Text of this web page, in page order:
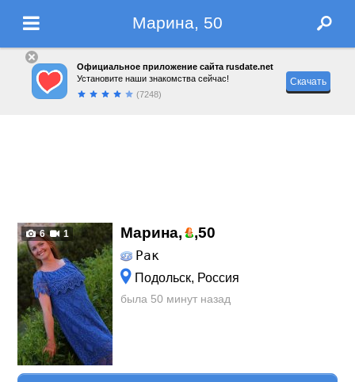
Марина, 50
Официальное приложение сайта rusdate.net
Установите наши знакомства сейчас!
(7248)
Скачать
6 1 Марина, ,50
Рак
Подольск, Россия
была 50 минут назад